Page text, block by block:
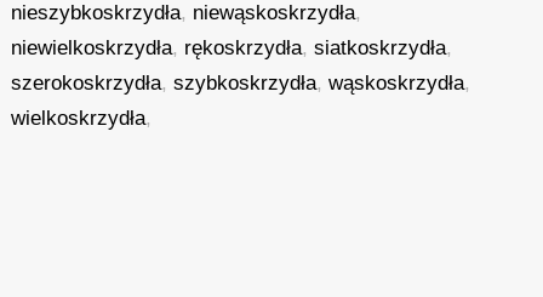
nieszybkoskrzydła, niewąskoskrzydła,
niewielkoskrzydła, rękoskrzydła,siatkoskrzydła,
szerokoskrzydła,szybkoskrzydła,wąskoskrzydła,
wielkoskrzydła,